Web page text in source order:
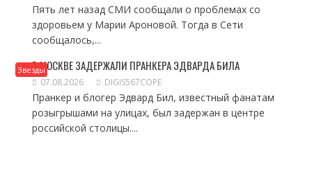
Пять лет назад СМИ сообщали о проблемах со
здоровьем у Марии Ароновой. Тогда в Сети
сообщалось,...
ЗвездыВ МОСКВЕ ЗАДЕРЖАЛИ ПРАНКЕРА ЭДВАРДА БИЛА
07.08.2026 DIGIS567COPE
Пранкер и блогер Эдвард Бил, известный фанатам
розыгрышами на улицах, был задержан в центре
российской столицы....